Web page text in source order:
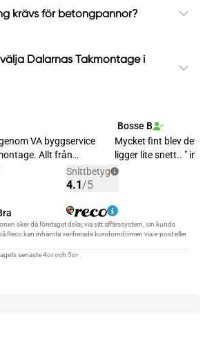
krävs för betongpannor?
Dalarnas Takmontage i